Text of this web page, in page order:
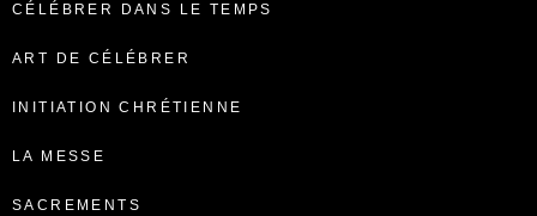
CÉLÉBRER DANS LE TEMPS
ART DE CÉLÉBRER
INITIATION CHRÉTIENNE
LA MESSE
SACREMENTS